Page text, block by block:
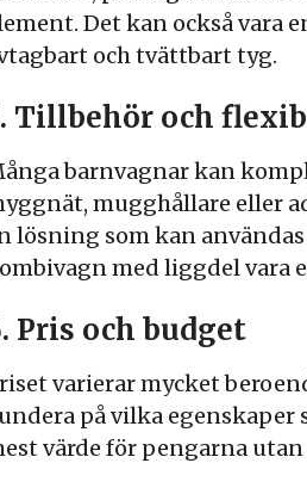
Det kan också vara
och tvättbart tyg.
Tillbehör och
barnvagnar kan
mugghållare eller
lösning som kan
med liggdel vara
Pris och budget
varierar mycket
på vilka
värde för pengarna